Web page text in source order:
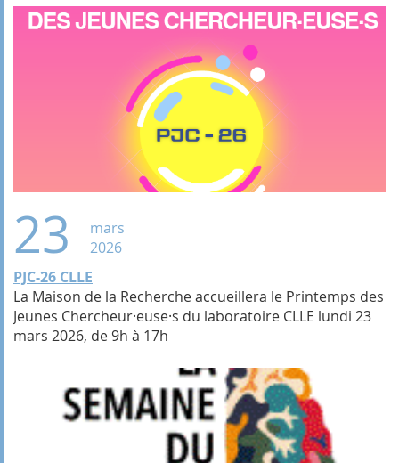
23
mars
2026
PJC-26 CLLE
La Maison de la Recherche accueillera le Printemps des
Jeunes Chercheur·euse·s du laboratoire CLLE lundi 23
mars 2026, de 9h à 17h